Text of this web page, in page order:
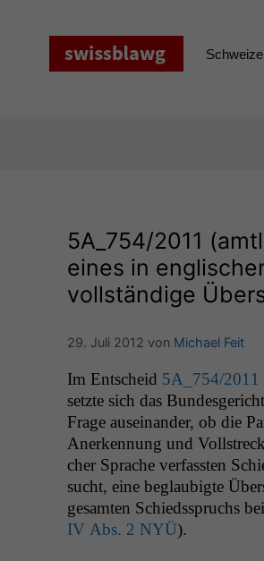
5A_754/2011
eines in
vollständige
29. Juli 2012 von Michael Feit
Im Entscheid 5A_754/2011
set­zte sich das
Frage auseinan­der, ob die
Anerken­nung und
ch­er Sprache ver­fassten
sucht, eine beglaubigte
gesamten Schiedsspruchs
IVAbs. 2 NYÜ).